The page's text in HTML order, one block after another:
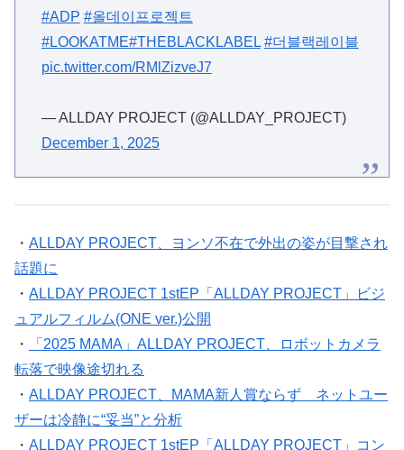
#ADP #올데이프로젝트
#LOOKATME#THEBLACKLABEL #더블랙레이블
pic.twitter.com/RMlZizveJ7
— ALLDAY PROJECT (@ALLDAY_PROJECT)
December 1, 2025
・ ALLDAY PROJECT、ヨンソ不在で外出の姿が目撃され
話題に
・ ALLDAY PROJECT 1stEP「ALLDAY PROJECT」ビジ
ュアルフィルム(ONE ver.)公開
・
「2025 MAMA」ALLDAY PROJECT、ロボットカメラ
転落で映像途切れる
・ ALLDAY PROJECT、MAMA新人賞ならず ネットユー
ザーは冷静に“妥当”と分析
・ ALLDAY PROJECT 1stEP「ALLDAY PROJECT」コン